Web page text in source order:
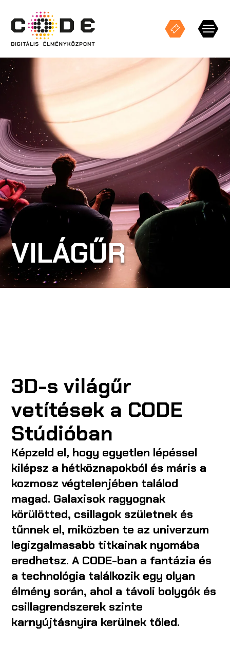
Keresés
KIÁLLÍTÁSOK
STÚDIÓ VETÍTÉSEK
ESEMÉNYEK
CODE TEREK
A CODE-RÓL
ISKOLÁKNAK
EN
VILÁGŰR
3D-s világűr
vetítések a CODE
Stúdióban
Képzeld el, hogy egyetlen lépéssel
kilépsz a hétköznapokból és máris a
kozmosz végtelenjében találod
magad. Galaxisok ragyognak
körülötted, csillagok születnek és
tűnnek el, miközben te az univerzum
legizgalmasabb titkainak nyomába
eredhetsz. A CODE-ban a fantázia és
a technológia találkozik egy olyan
élmény során, ahol a távoli bolygók és
csillagrendszerek szinte
karnyújtásnyira kerülnek tőled.